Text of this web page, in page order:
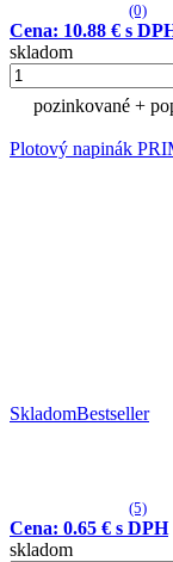
(0)
Cena: 10.88 € s
skladom
pozinkované +
Plotový napinák
SkladomBestseller
(5)
Cena: 0.65 € s DPH
skladom